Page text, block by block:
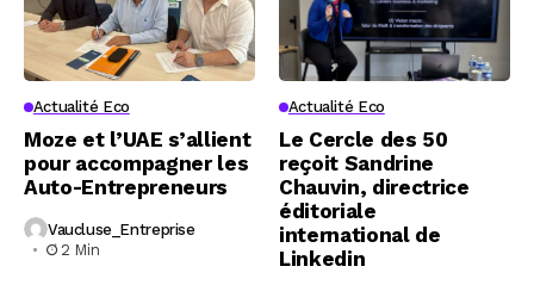
Actualité Eco
Moze et l’UAE s’allient
pour accompagner les
Auto-Entrepreneurs
Vaucluse_Entreprise
2 Min
Actualité Eco
Le Cercle des 50
reçoit Sandrine
Chauvin, directrice
éditoriale
international de
Linkedin